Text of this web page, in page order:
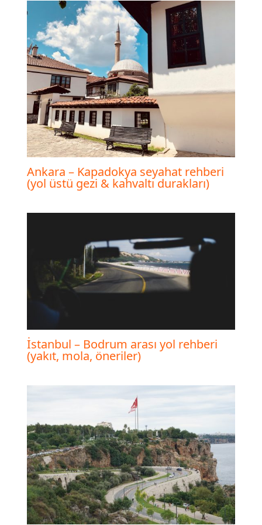
Ankara – Kapadokya seyahat rehberi
(yol üstü gezi & kahvaltı durakları)
İstanbul – Bodrum arası yol rehberi
(yakıt, mola, öneriler)